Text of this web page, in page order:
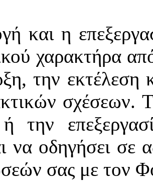
και η
χαρακτήρα
την εκτέλεση
σχέσεων.
την
να οδηγήσει σε
σας με τον